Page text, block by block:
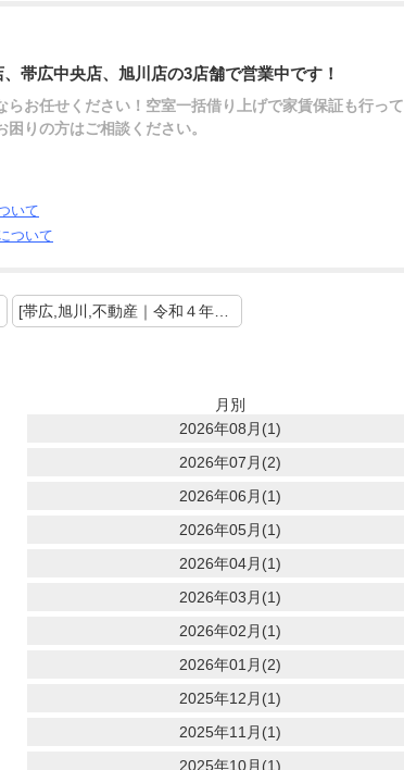
帯広中央店、旭川店の3店舗で営業中です！
らお任せください！空室一括借り上げで家賃保証も行って
りの方はご相談ください。
いて
ついて
月別
2026年08月(1)
2026年07月(2)
2026年06月(1)
2026年05月(1)
2026年04月(1)
2026年03月(1)
2026年02月(1)
2026年01月(2)
2025年12月(1)
2025年11月(1)
2025年10月(1)